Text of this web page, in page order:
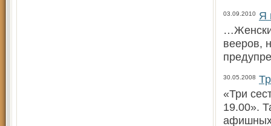
03.09.2010 Я
вееров,
30.05.2008
«Три
19.00».